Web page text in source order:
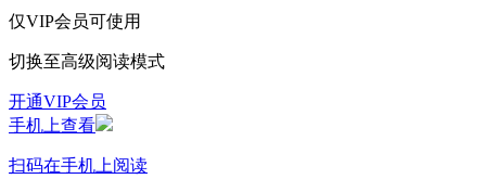
仅VIP会员可使用
切换至高级阅读模式
开通VIP会员
手机上查看
扫码在手机上阅读